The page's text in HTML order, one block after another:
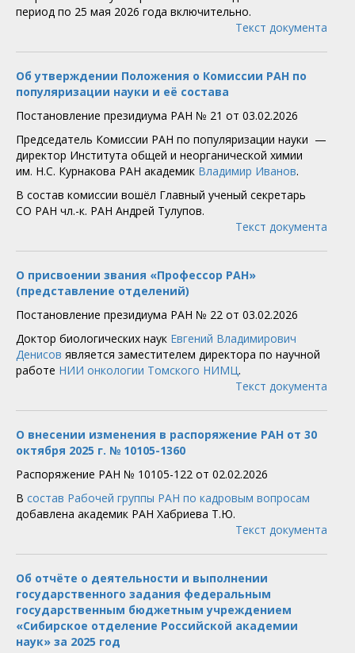
период по 25 мая 2026 года включительно.
Текст документа
Об утверждении Положения о Комиссии РАН по
популяризации науки и её состава
Постановление президиума РАН № 21 от 03.02.2026
Председатель Комиссии РАН по популяризации науки —
директор Института общей и неорганической химии
им. Н.С. Курнакова РАН академик Владимир Иванов.
В состав комиссии вошёл Главный ученый секретарь
СО РАН чл.-к. РАН Андрей Тулупов.
Текст документа
О присвоении звания «Профессор РАН»
(представление отделений)
Постановление президиума РАН № 22 от 03.02.2026
Доктор биологических наук Евгений Владимирович
Денисов является заместителем директора по научной
работе НИИ онкологии Томского НИМЦ.
Текст документа
О внесении изменения в распоряжение РАН от 30
октября 2025 г. № 10105-1360
Распоряжение РАН № 10105-122 от 02.02.2026
В состав Рабочей группы РАН по кадровым вопросам
добавлена академик РАН Хабриева Т.Ю.
Текст документа
Об отчёте о деятельности и выполнении
государственного задания федеральным
государственным бюджетным учреждением
«Сибирское отделение Российской академии
наук» за 2025 год